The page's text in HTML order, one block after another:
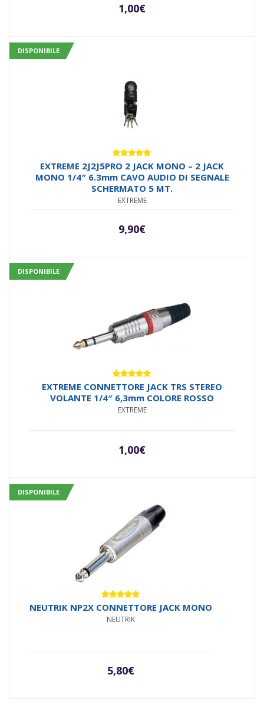
1,00€
DISPONIBILE
Valutato
5.00su 5
EXTREME 2J2J5PRO 2 JACK MONO – 2 JACK
MONO 1/4″ 6.3mm CAVO AUDIO DI SEGNALE
SCHERMATO 5 MT.
EXTREME
9,90€
DISPONIBILE
Valutato
5.00su 5
EXTREME CONNETTORE JACK TRS STEREO
VOLANTE 1/4″ 6,3mm COLORE ROSSO
EXTREME
1,00€
DISPONIBILE
Valutato
5.00su 5
NEUTRIK NP2X CONNETTORE JACK MONO
NEUTRIK
5,80€